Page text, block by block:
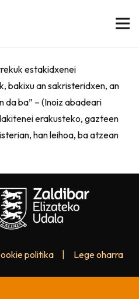
estakidxenei
bakixu an sakristeridxen, an
da ba” – (Inoiz abadeari
erakusteko, gazteen
han leihoa, ba atzean
politika Lege oharra